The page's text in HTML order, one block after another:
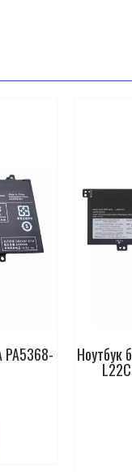
PA5368- Ноутбук